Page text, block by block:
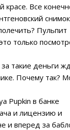
Все
Пульпит
только
за такие деньги
Почему так?
Pupkin в банке
и лицензию и
и вперед за